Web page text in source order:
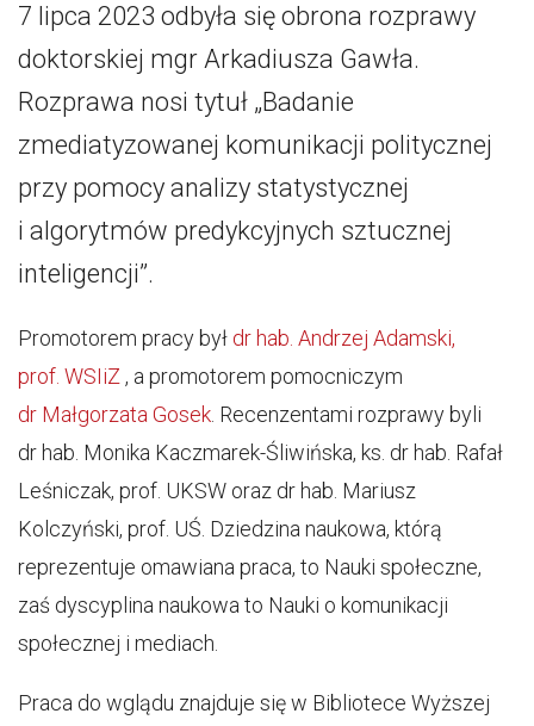
7 lipca 2023 odbyła się obrona rozprawy
doktorskiej mgr Arkadiusza Gawła.
Rozprawa nosi tytuł „Badanie
zmediatyzowanej komunikacji politycznej
przy pomocy analizy statystycznej
i algorytmów predykcyjnych sztucznej
inteligencji”.
Promotorem pracy był dr hab. Andrzej Adamski,
prof. WSIiZ , a promotorem pomocniczym
dr Małgorzata Gosek . Recenzentami rozprawy byli
dr hab. Monika Kaczmarek-Śliwińska, ks. dr hab. Rafał
Leśniczak, prof. UKSW oraz dr hab. Mariusz
Kolczyński, prof. UŚ. Dziedzina naukowa, którą
reprezentuje omawiana praca, to Nauki społeczne,
zaś dyscyplina naukowa to Nauki o komunikacji
społecznej i mediach.
Praca do wglądu znajduje się w Bibliotece Wyższej